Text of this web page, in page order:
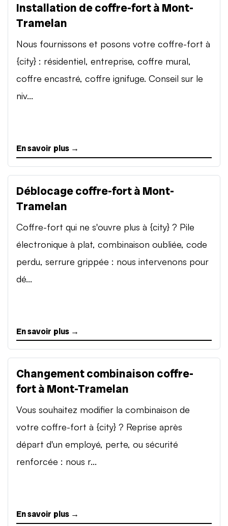
Installation de coffre-fort à Mont-
Tramelan
Nous fournissons et posons votre coffre-fort à
{city} : résidentiel, entreprise, coffre mural,
coffre encastré, coffre ignifuge. Conseil sur le
niv...
En savoir plus →
Déblocage coffre-fort à Mont-
Tramelan
Coffre-fort qui ne s'ouvre plus à {city} ? Pile
électronique à plat, combinaison oubliée, code
perdu, serrure grippée : nous intervenons pour
dé...
En savoir plus →
Changement combinaison coffre-
fort à Mont-Tramelan
Vous souhaitez modifier la combinaison de
votre coffre-fort à {city} ? Reprise après
départ d'un employé, perte, ou sécurité
renforcée : nous r...
En savoir plus →